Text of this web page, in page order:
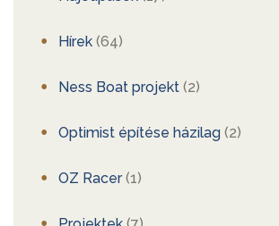
Hírek (64)
Ness Boat projekt (2)
Optimist építése házilag (2)
OZ Racer(1)